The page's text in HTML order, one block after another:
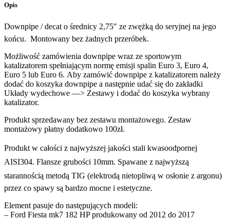
Opis
Downpipe / decat o średnicy 2,75″ ze zwężką do seryjnej na jego
końcu. Montowany bez żadnych przeróbek.
Możliwość zamówienia downpipe wraz ze sportowym
katalizatorem spełniającym normę emisji spalin Euro 3, Euro 4,
Euro 5 lub Euro 6. Aby zamówić downpipe z katalizatorem należy
dodać do koszyka downpipe a następnie udać się do zakładki
Układy wydechowe —> Zestawy i dodać do koszyka wybrany
katalizator.
Produkt sprzedawany bez zestawu montażowego. Zestaw
montażowy płatny dodatkowo 100zł.
Produkt w całości z najwyższej jakości stali kwasoodpornej
AISI304. Flansze grubości 10mm. Spawane z najwyższą
starannością metodą TIG (elektrodą nietopliwą w osłonie z argonu)
przez co spawy są bardzo mocne i estetyczne.
Element pasuje do następujących modeli:
– Ford Fiesta mk7 182 HP produkowany od 2012 do 2017